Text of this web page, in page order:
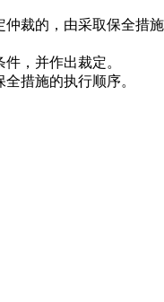
的，由采取保全措施
，并作出裁定。
措施的执行顺序。